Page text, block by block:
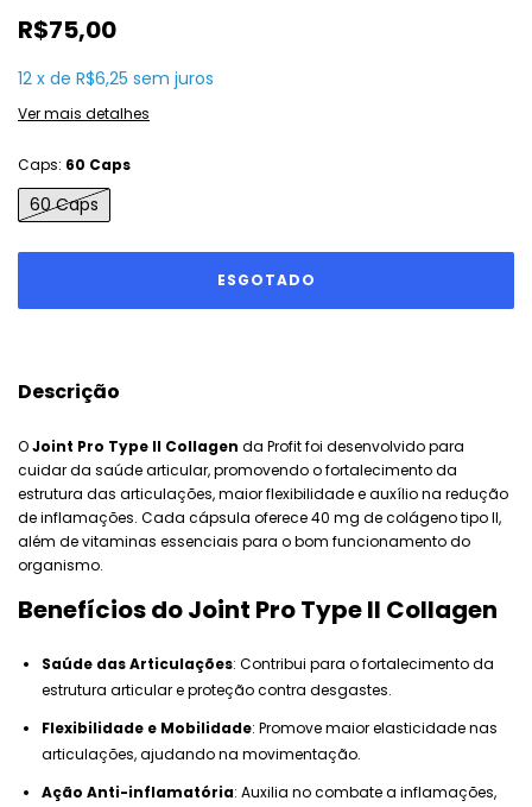
R$75,00
12 x de R$6,25 sem juros
Ver mais detalhes
Caps: 60 Caps
60 Caps
Descrição
OJoint Pro Type II Collagen da Profit foi desenvolvido para
cuidar da saúde articular, promovendo o fortalecimento da
estrutura das articulações, maior flexibilidade e auxílio na redução
de inflamações. Cada cápsula oferece 40 mg de colágeno tipo II,
além de vitaminas essenciais para o bom funcionamento do
organismo.
Benefícios do Joint Pro Type II Collagen
Saúde das Articulações: Contribui para o fortalecimento da
estrutura articular e proteção contra desgastes.
Flexibilidade e Mobilidade: Promove maior elasticidade nas
articulações, ajudando na movimentação.
Ação Anti-inflamatória: Auxilia no combate a inflamações,